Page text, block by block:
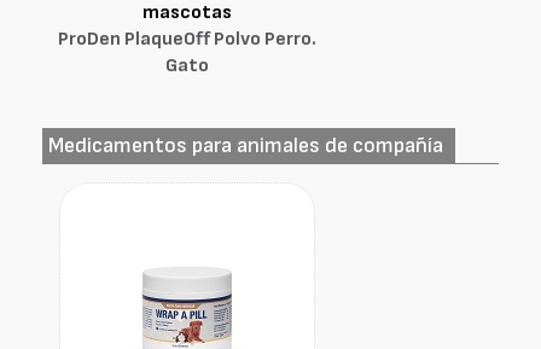
mascotas
ProDen PlaqueOff Polvo Perro.
Gato
Medicamentos para animales de compañía